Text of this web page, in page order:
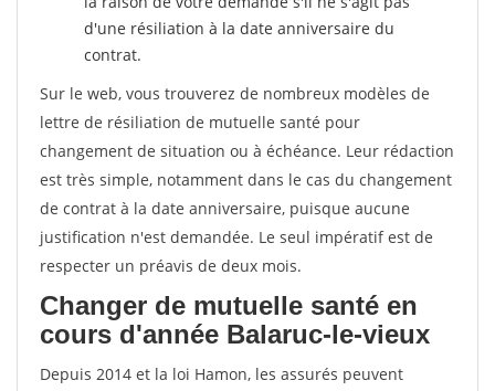
d'une résiliation à la date anniversaire du
contrat.
Sur le web, vous trouverez de nombreux modèles de
lettre de résiliation de mutuelle santé pour
changement de situation ou à échéance. Leur rédaction
est très simple, notamment dans le cas du changement
de contrat à la date anniversaire, puisque aucune
justification n'est demandée. Le seul impératif est de
respecter un préavis de deux mois.
Changer de mutuelle santé en
cours d'année Balaruc-le-vieux
Depuis 2014 et la loi Hamon, les assurés peuvent